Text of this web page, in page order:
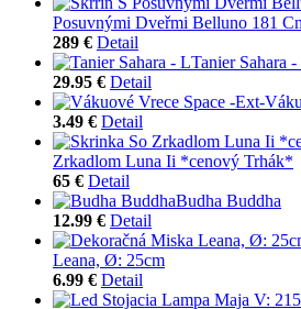
Posuvnými Dveřmi Belluno 181
289 € Detail
Tanier Sahara
29.95 € Detail
3.49 € Detail
Zrkadlom Luna Ii *cenový Trhák*
65 € Detail
Budha Buddha
12.99 € Detail
Leana, Ø: 25cm
6.99 € Detail